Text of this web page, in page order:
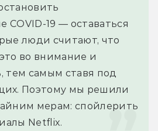
COVID-19 — оставаться
люди считают, что
во внимание и
тем самым ставя под
Поэтому мы решили
мерам: спойлерить
Netflix.